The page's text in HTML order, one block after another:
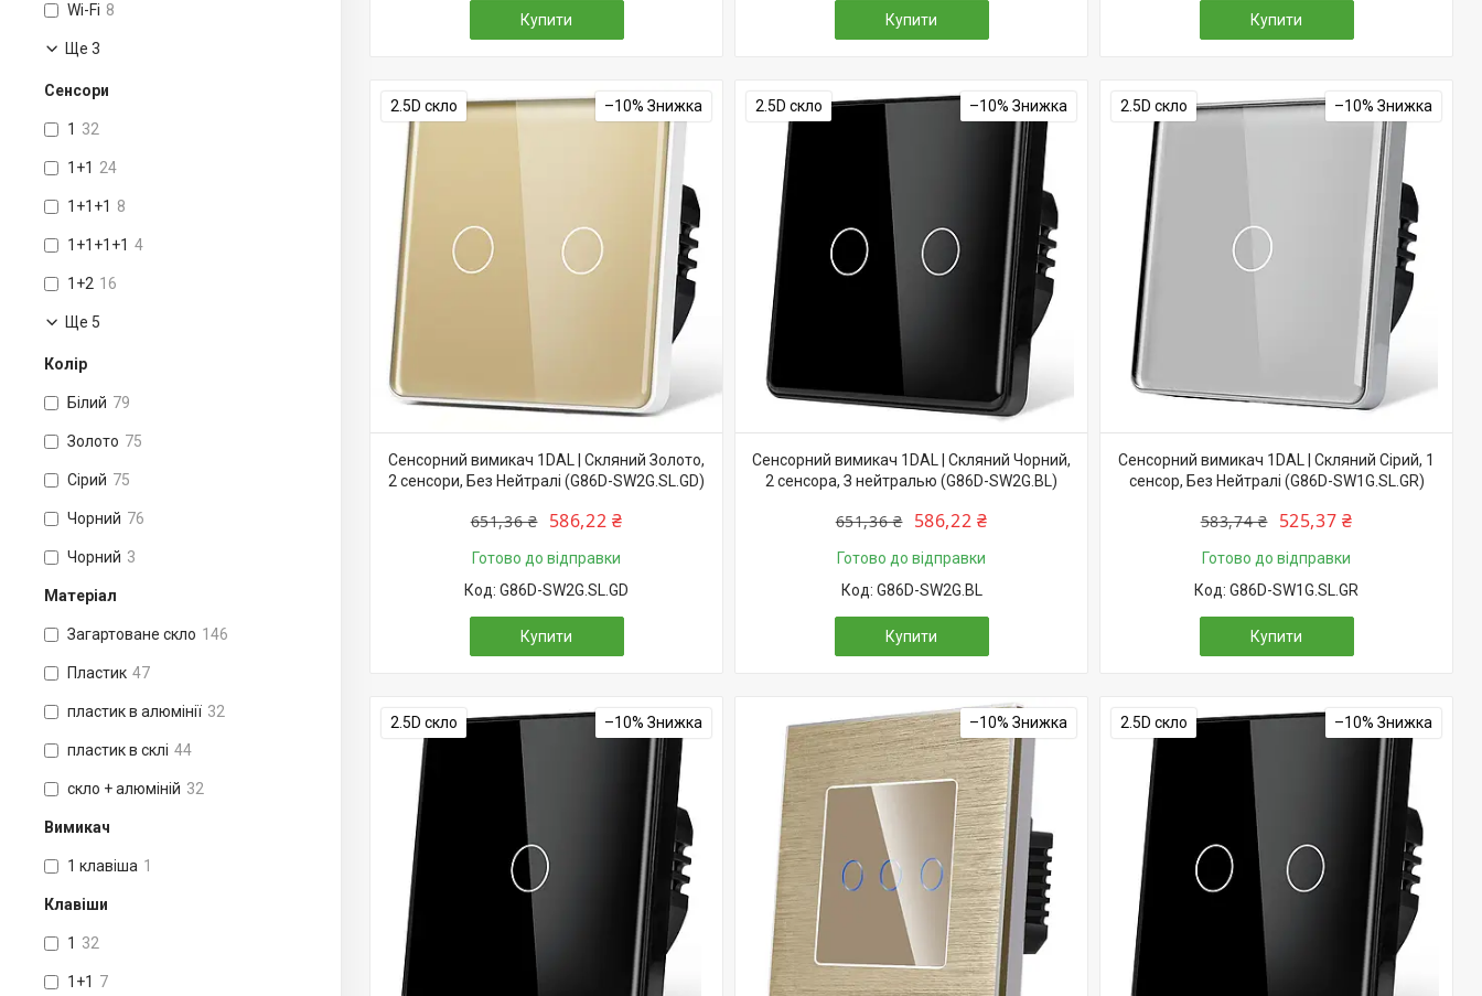
Wi-Fi 8
Ще 3
Сенсори
1 32
1+1 24
1+1+1 8
1+1+1+1 4
1+2 16
Ще 5
Колір
Білий 79
Золото 75
Сірий 75
Чорний 76
Чорний 3
Матеріал
Загартоване скло 146
Пластик 47
пластик в алюмінії 32
пластик в склі 44
скло + алюміній 32
Вимикач
1 клавіша 1
Клавіши
1 32
1+1 7
Купити Купити Купити
2.5D скло –10%
Сенсорний вимикач 1DAL | Скляний Золото,
2 сенсори, Без Нейтралі (G86D-SW2G.SL.GD)
651,36 ₴ 586,22 ₴
Готово до відправки
G86D-SW2G.SL.GD
Купити
2.5D скло –10%
Сенсорний вимикач 1DAL | Скляний Чорний,
2 сенсора, З нейтралью (G86D-SW2G.BL)
651,36 ₴ 586,22 ₴
Готово до відправки
G86D-SW2G.BL
Купити
2.5D скло –10%
Сенсорний вимикач 1DAL | Скляний Сірий, 1
сенсор, Без Нейтралі (G86D-SW1G.SL.GR)
583,74 ₴ 525,37 ₴
Готово до відправки
G86D-SW1G.SL.GR
Купити
2.5D скло –10% –10% 2.5D скло –10%